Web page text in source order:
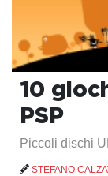
10
PSP
Piccoli dischi
STEFANO